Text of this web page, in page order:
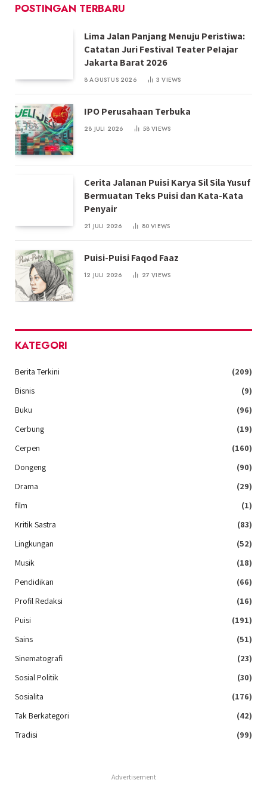
POSTINGAN TERBARU
Lima Jalan Panjang Menuju Peristiwa:
Catatan Juri FestivaI Teater PeIajar
Jakarta Barat 2026
8 AGUSTUS 2026 3VIEWS
IPO Perusahaan Terbuka
28 JULI 2026 58VIEWS
Cerita Jalanan Puisi Karya Sil Sila Yusuf
Bermuatan Teks Puisi dan Kata-Kata
Penyair
21 JULI 2026 80VIEWS
Puisi-Puisi Faqod Faaz
12 JULI 2026 27VIEWS
KATEGORI
Berita Terkini
(209)
Bisnis
(9)
Buku
(96)
Cerbung
(19)
Cerpen
(160)
Dongeng
(90)
Drama
(29)
film
(1)
Kritik Sastra
(83)
Lingkungan
(52)
Musik
(18)
Pendidikan
(66)
Profil Redaksi
(16)
Puisi
(191)
Sains
(51)
Sinematografi
(23)
Sosial Politik
(30)
Sosialita
(176)
Tak Berkategori
(42)
Tradisi
(99)
Advertisement